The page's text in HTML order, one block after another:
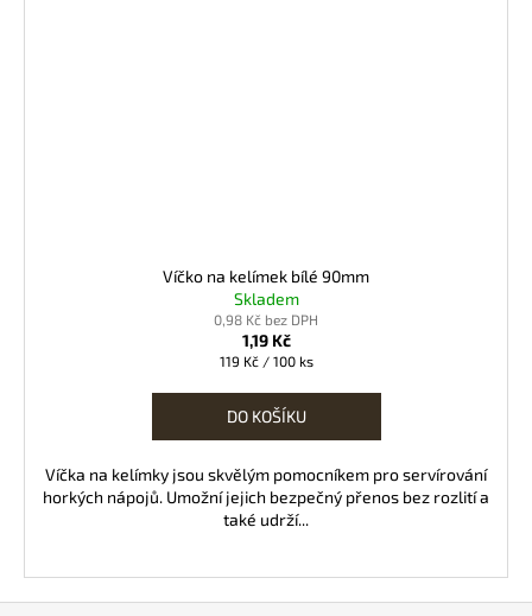
Víčko na kelímek bílé 90mm
Skladem
0,98 Kč bez DPH
1,19 Kč
Měrná
119 Kč / 100 ks
DO KOŠÍKU
Víčka na kelímky jsou skvělým pomocníkem pro servírování
horkých nápojů. Umožní jejich bezpečný přenos bez rozlití a
také udrží...